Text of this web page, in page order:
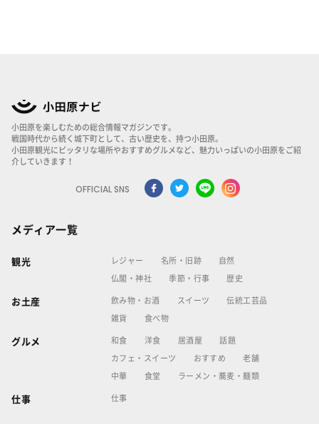
小田原を楽しむための総合情報マガジンです。
戦国時代から続く城下町として、古い歴史を、持つ小田原。
小田原観光にピッタリな場所やおすすめグルメなど、魅力いっぱいの小田原をご紹
介していきます！
OFFICIAL SNS
メディア一覧
観光 レジャー 名所・旧跡 自然
仏閣・神社 季節・行事 歴史
お土産 飲み物・お酒 スイーツ 伝統工芸品
雑貨 食べ物
グルメ 和食 洋食 居酒屋 話題
カフェ・スイーツ おすすめ 老舗
中華 食堂 ラーメン・蕎麦・麺類
仕事 仕事